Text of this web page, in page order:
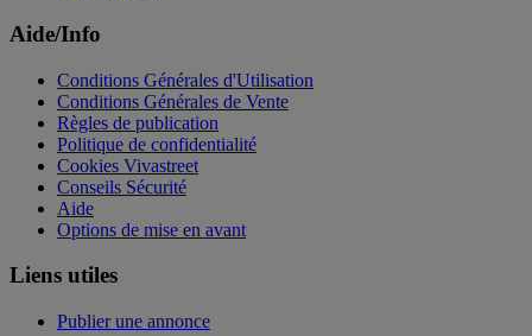
Aide/Info
Conditions Générales d'Utilisation
Conditions Générales de Vente
Règles de publication
Politique de confidentialité
Cookies Vivastreet
Conseils Sécurité
Aide
Options de mise en avant
Liens utiles
Publier une annonce